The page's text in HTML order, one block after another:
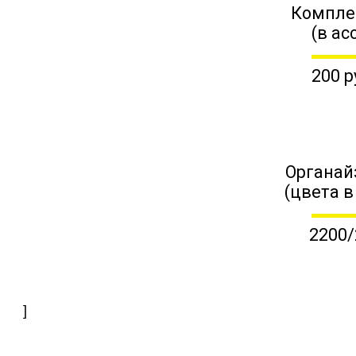
(в
200
(цвета
]